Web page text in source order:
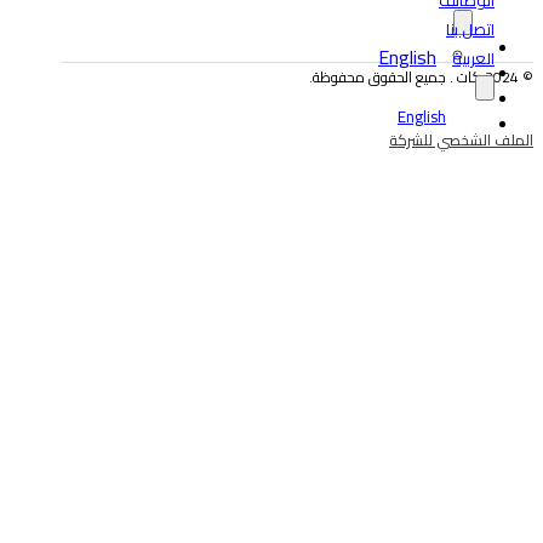
اتصل بنا
العربية
English
English
© 2024 كات . جميع الحقوق محفوظة.
الملف الشخصي للشركة